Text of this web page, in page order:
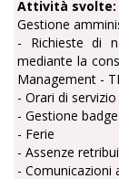
Attività svolte:
Gestione
- Richieste di
mediante la
Management -
- Orari di servizio
- Gestione
- Ferie
- Assenze
- Comunicazioni